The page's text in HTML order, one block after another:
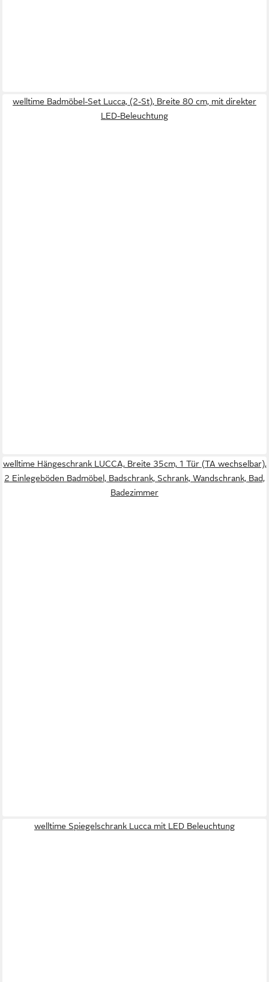
welltime Badmöbel-Set Lucca, (2-St), Breite 80 cm, mit direkter
LED-Beleuchtung
welltime Hängeschrank LUCCA, Breite 35cm, 1 Tür (TA wechselbar),
2 Einlegeböden Badmöbel, Badschrank, Schrank, Wandschrank, Bad,
Badezimmer
welltime Spiegelschrank Lucca mit LED Beleuchtung